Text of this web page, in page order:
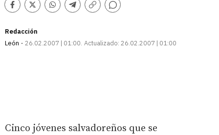
Facebook
TwitterWhatsappTelegram
Copiar
Comentarios
Redacción
León
26.02.2007 | 01:00 Actualizado: 26.02.2007 | 01:00
Cinco jóvenes salvadoreños que se